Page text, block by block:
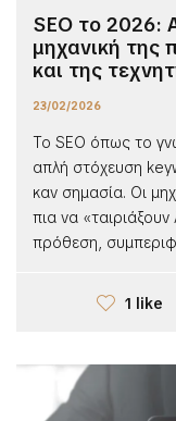
SEO το 2026:
μηχανική της
και της
23/02/2026
Το SEO όπως το
απλή στόχευση
καν σημασία. Οι
πια να
πρόθεση,
1 like